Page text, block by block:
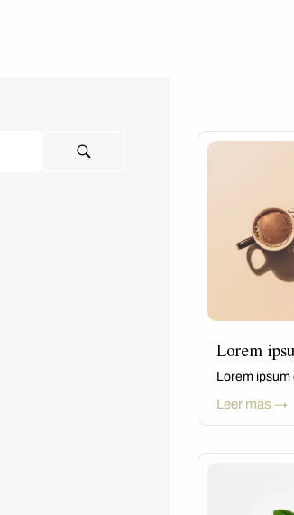
Lorem
Lorem ipsum
Leer más →